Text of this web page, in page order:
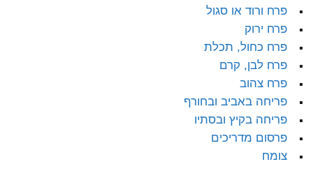
פרח ורוד או סגול
פרח ירוק
פרח כחול, תכלת
פרח לבן, קרם
פרח צהוב
פריחה באביב ובחורף
פריחה בקיץ ובסתיו
פרסום מדריכים
צומח